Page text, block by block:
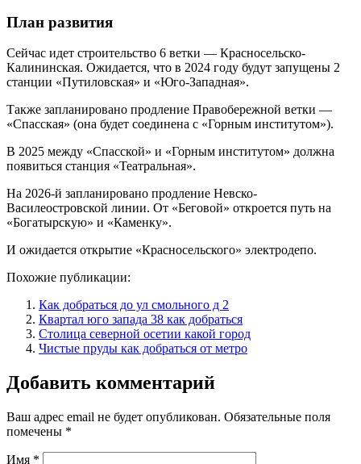
План развития
Сейчас идет строительство 6 ветки — Красносельско-
Калининская. Ожидается, что в 2024 году будут запущены 2
станции «Путиловская» и «Юго-Западная».
Также запланировано продление Правобережной ветки —
«Спасская» (она будет соединена с «Горным институтом»).
В 2025 между «Спасской» и «Горным институтом» должна
появиться станция «Театральная».
На 2026-й запланировано продление Невско-
Василеостровской линии. От «Беговой» откроется путь на
«Богатырскую» и «Каменку».
И ожидается открытие «Красносельского» электродепо.
Похожие публикации:
Как добраться до ул смольного д 2
Квартал юго запада 38 как добраться
Столица северной осетии какой город
Чистые пруды как добраться от метро
Добавить комментарий
Ваш адрес email не будет опубликован. Обязательные поля
помечены *
Имя *